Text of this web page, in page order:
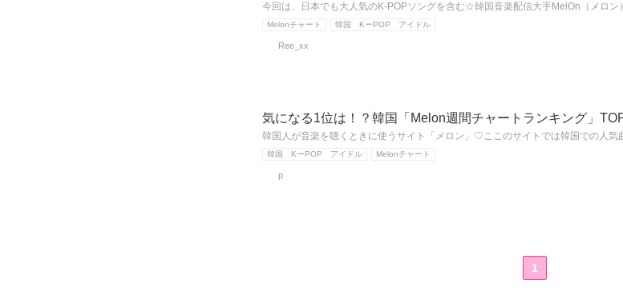
今回は、日本でも大人気のK-POPソングを含む☆韓国音楽配信大手MelOn（メロ
Melonチャート 韓国 KーPOP アイドル
Ree_xx
気になる1位は！？韓国「Melon週間チャートランキング」
韓国人が音楽を聴くときに使うサイト「メロン」♡ここのサイトでは韓国での人
韓国 KーPOP アイドル Melonチャート
p
1